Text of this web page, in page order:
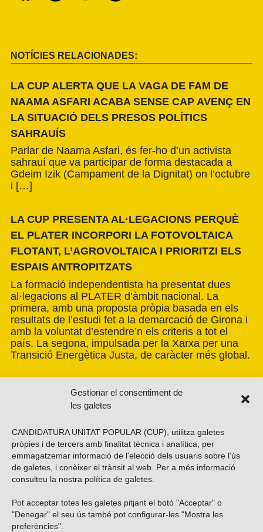
Gestionar el consentiment de
les galetes
CANDIDATURA UNITAT POPULAR (CUP), utilitza galetes
pròpies i de tercers amb finalitat tècnica i analítica, per
emmagatzemar informació de l'elecció dels usuaris sobre l'ús
de galetes, i conèixer el trànsit al web. Per a més informació
consulteu la nostra política de galetes
Pot acceptar totes les galetes pitjant el botó "Acceptar" o
"Denegar" el seu ús també pot configurar-les "Mostra les
preferències".
NOTÍCIES RELACIONADES:
LA CUP ALERTA QUE LA VAGA DE FAM DE
NAAMA ASFARI ACABA SENSE CAP AVENÇ EN
LA SITUACIÓ DELS PRESOS POLÍTICS
SAHRAUÍS
Parlar de Naama Asfari, és fer-ho d’un activista
sahrauí que va participar de forma destacada a
Gdeim Izik (Campament de la Dignitat) on l’octubre
i […]
LA CUP PRESENTA AL·LEGACIONS PERQUÈ
EL PLATER INCORPORI LA FOTOVOLTAICA
FLOTANT, L’AGROVOLTAICA I PRIORITZI ELS
ESPAIS ANTROPITZATS
La formació independentista ha presentat dues
al·legacions al PLATER d’àmbit nacional. La
primera, amb una proposta pròpia basada en els
resultats de l’estudi fet a la demarcació de Girona i
amb la voluntat d’estendre’n els criteris a tot el
país. La segona, impulsada per la Xarxa per una
Transició Energètica Justa, de caràcter més global.
Vols subscriure’t al nostre butlletí?